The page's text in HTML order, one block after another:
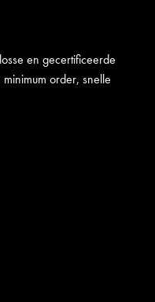
en gecertificeerde
order, snelle